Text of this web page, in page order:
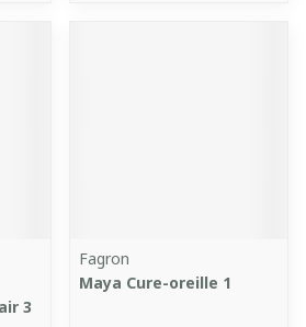
3
Fagron
Maya Cure-oreille 1